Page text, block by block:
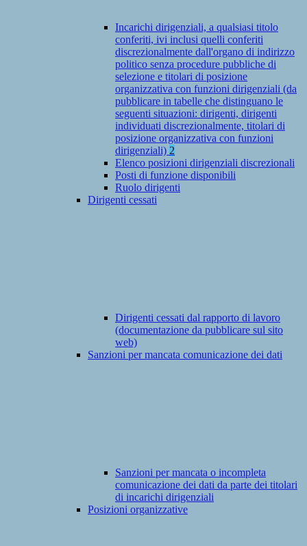
Incarichi dirigenziali, a qualsiasi titolo
conferiti, ivi inclusi quelli conferiti
discrezionalmente dall'organo di indirizzo
politico senza procedure pubbliche di
selezione e titolari di posizione
organizzativa con funzioni dirigenziali (da
pubblicare in tabelle che distinguano le
seguenti situazioni: dirigenti, dirigenti
individuati discrezionalmente, titolari di
posizione organizzativa con funzioni
dirigenziali) 2
Elenco posizioni dirigenziali discrezionali
Posti di funzione disponibili
Ruolo dirigenti
Dirigenti cessati
Dirigenti cessati dal rapporto di lavoro
(documentazione da pubblicare sul sito
web)
Sanzioni per mancata comunicazione dei dati
Sanzioni per mancata o incompleta
comunicazione dei dati da parte dei titolari
di incarichi dirigenziali
Posizioni organizzative